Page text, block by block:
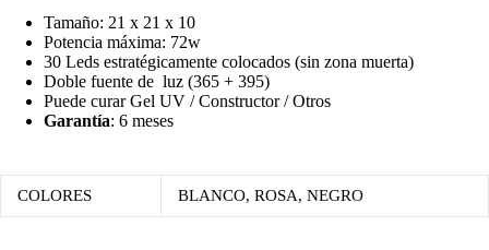
Tamaño: 21 x 21 x 10
Potencia máxima: 72w
30 Leds estratégicamente colocados (sin zona muerta)
Doble fuente de luz (365 + 395)
Puede curar Gel UV / Constructor / Otros
Garantía: 6 meses
COLORES BLANCO, ROSA, NEGRO